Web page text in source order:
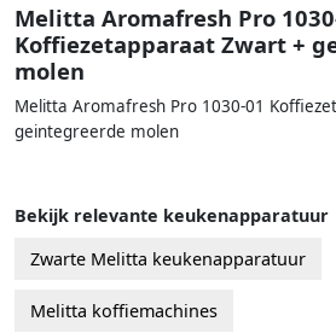
Melitta Aromafresh Pro
Koffiezetapparaat Zwart +
molen
Melitta Aromafresh Pro 1030-01
geintegreerde molen
Bekijk relevante keukenapparatuur
Zwarte Melitta keukenapparatuur
Melitta koffiemachines